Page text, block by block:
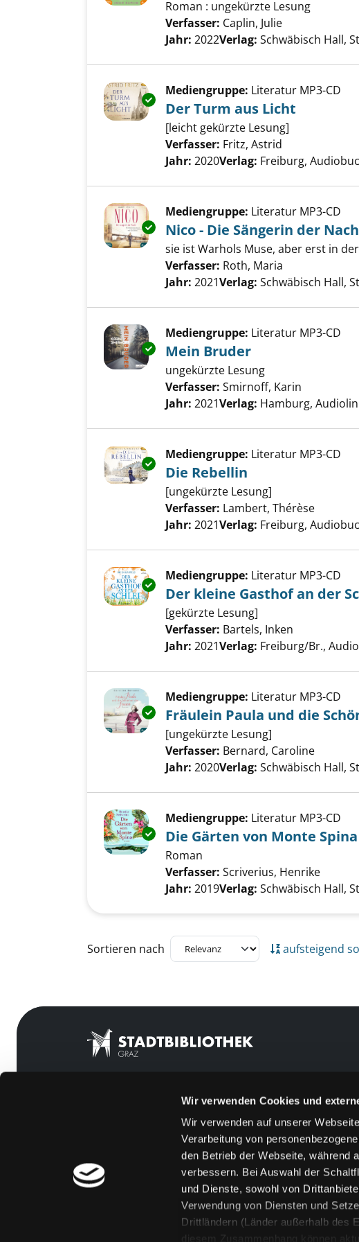
Wir verwenden Cookies und
Wir verwenden auf unserer
Verarbeitung von
den Betrieb der Webseite, während
verbessern. Bei Auswahl der
und Dienste, sowohl von
Verwendung von Diensten und
Drittländern (Länder außerhalb des
diesem Zusammenhang können
Roman : ungekürzte Lesung
Verfasser: Caplin, Julie
Jahr: 2022Verlag: Schwäbisch Hall,
Exemplar-Details von Der Turm aus Licht
Mediengruppe: Literatur MP3-CD
Der Turm aus Licht
[leicht gekürzte Lesung]
Verfasser: Fritz, Astrid
Jahr: 2020Verlag: Freiburg,
Exemplar-Details von Nico - Die
Mediengruppe: Literatur MP3-CD
Nico - Die Sängerin der
sie ist Warhols Muse, aber erst in
Verfasser: Roth, Maria
Jahr: 2021Verlag: Schwäbisch Hall,
Exemplar-Details von Mein Bruder
Mediengruppe: Literatur MP3-CD
Mein Bruder
ungekürzte Lesung
Verfasser: Smirnoff, Karin
Jahr: 2021Verlag: Hamburg,
Exemplar-Details von Die Rebellin
Mediengruppe: Literatur MP3-CD
Die Rebellin
[ungekürzte Lesung]
Verfasser: Lambert, Thérèse
Jahr: 2021Verlag: Freiburg,
Exemplar-Details von Der kleine Gasthof
Mediengruppe: Literatur MP3-CD
Der kleine Gasthof an der
[gekürzte Lesung]
Verfasser: Bartels, Inken
Jahr: 2021Verlag: Freiburg/Br.,
Exemplar-Details von Fräulein Paula
Mediengruppe: Literatur MP3-CD
Fräulein Paula und die
[ungekürzte Lesung]
Verfasser: Bernard, Caroline
Jahr: 2020Verlag: Schwäbisch Hall,
Exemplar-Details von Die Gärten von
Mediengruppe: Literatur MP3-CD
Die Gärten von Monte Spina
Roman
Verfasser: Scriverius, Henrike
Jahr: 2019Verlag: Schwäbisch Hall,
Zu den Suchfiltern springen
Sortieren nach aufsteigend
[kju:b]
Feedback
Kontakt
Über uns
Jobs
Medienwunsch
FAQs